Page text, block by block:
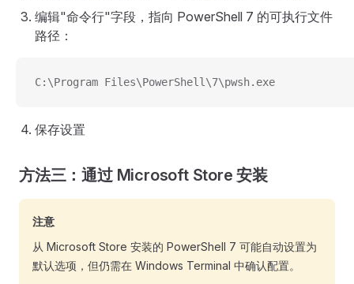
编辑"命令行"字段，指向 PowerShell 7 的可执行文件
路径：
C:\Program Files\PowerShell\7\pwsh.exe
保存设置
方法三：通过 Microsoft Store 安装
注意
从 Microsoft Store 安装的 PowerShell 7 可能自动设置为
默认选项，但仍需在 Windows Terminal 中确认配置。